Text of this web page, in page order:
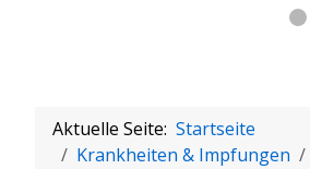
Aktuelle Seite: Startseite
Krankheiten & Impfungen